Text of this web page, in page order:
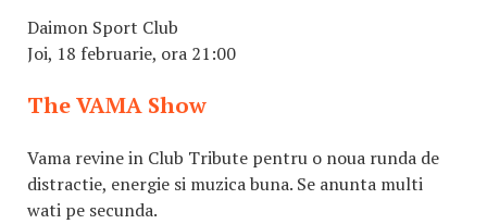
Daimon Sport Club
Joi, 18 februarie, ora 21:00
The VAMA Show
Vama revine in Club Tribute pentru o noua runda de
distractie, energie si muzica buna. Se anunta multi
wati pe secunda.